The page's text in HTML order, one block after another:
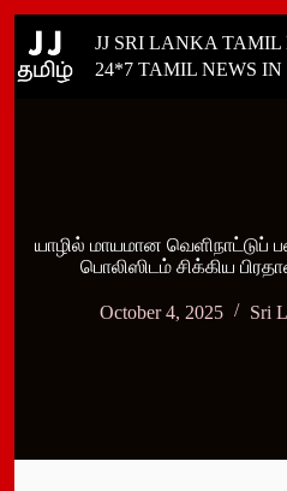
content
JJ SRI LANKA TAMIL
24*7 TAMIL NEWS
யாழில் மாயமான
பொலிஸிடம் சிக்கிய
October 4, 2025 Sri